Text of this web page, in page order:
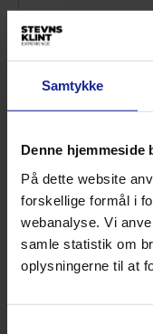
Samtykke
Denne hjemmeside
På dette website
forskellige formål i
webanalyse. Vi
samle statistik om
oplysningerne til at